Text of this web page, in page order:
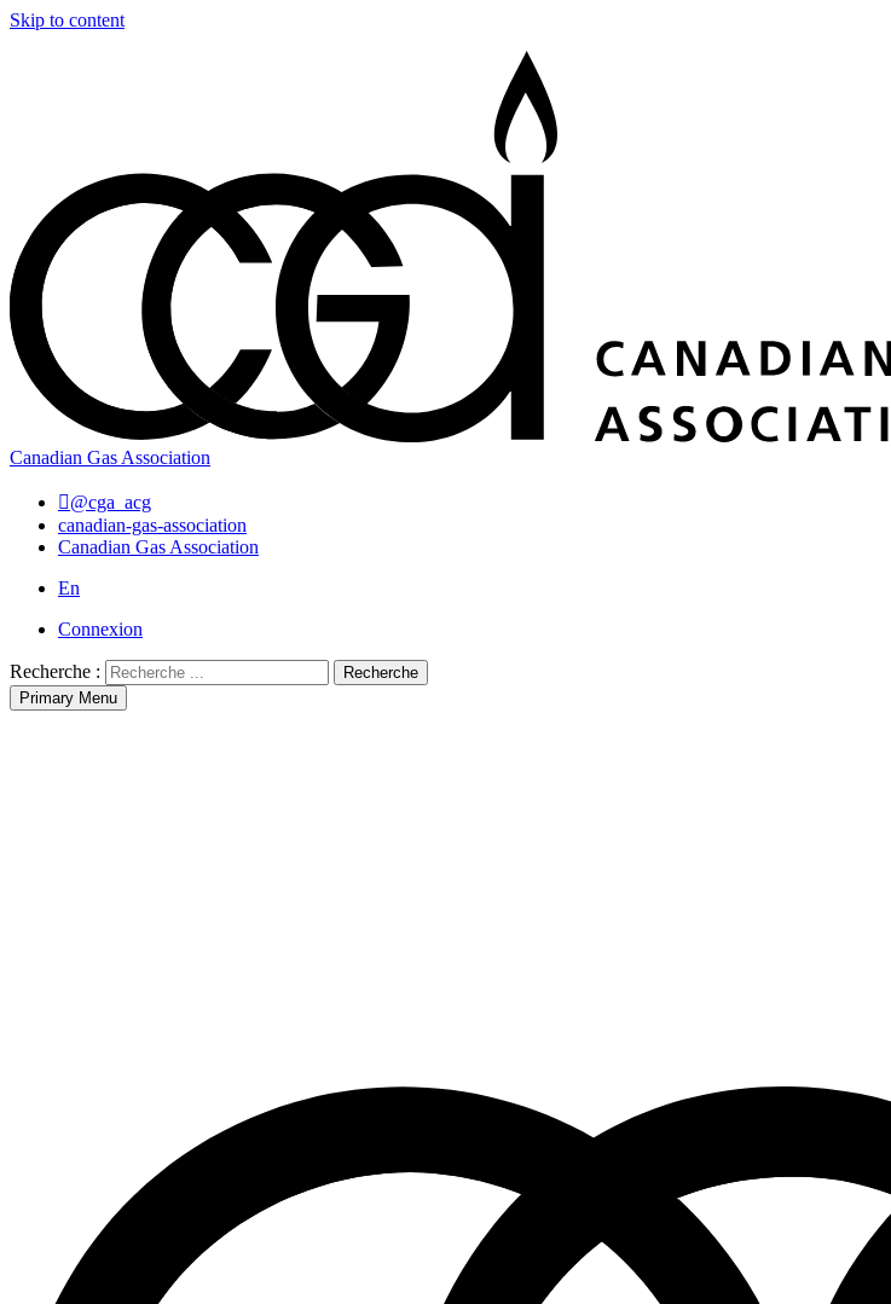
Skip to content
Canadian Gas Association
@cga_acg
canadian-gas-association
Canadian Gas Association
En
Connexion
Recherche :
Recherche
Primary Menu